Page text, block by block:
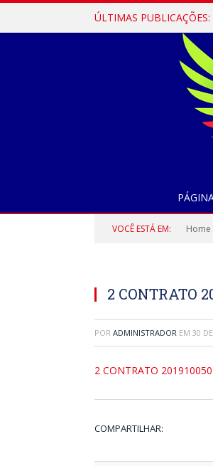
ÚLTIMAS PUBLICAÇÕES:
VOCÊ ESTÁ EM: Home
2 CONTRATO
POR ADMINISTRADOR EM 30
2 CONTRATO
COMPARTILHAR: